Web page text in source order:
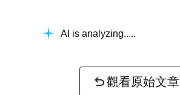
AI is analyzing...
觀看原始文章